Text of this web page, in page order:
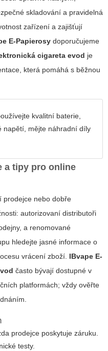
skladování a pravidelná
zařízení a zajišťují
E-Papierosy doporučujeme
cigareta evod je
která pomáhá s běžnou
kvalitní baterie,
napětí, mějte náhradní díly
a tipy pro online
prodejce nebo dobře
autorizovaní distributoři
a renomované
hledejte jasné informace o
vrácení zboží. IBvape E-
často bývají dostupné v
platformách; vždy ověřte
prodejce poskytuje záruku.
testy.